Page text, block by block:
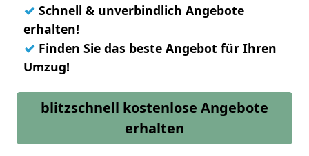
✓ Schnell & unverbindlich Angebote
erhalten!
✓ Finden Sie das beste Angebot für Ihren
Umzug!
blitzschnell kostenlose Angebote
erhalten